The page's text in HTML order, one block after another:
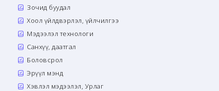
Зочид буудал
Хоол үйлдвэрлэл, үйлчилгээ
Мэдээлэл технологи
Санхүү, даатгал
Боловсрол
Эрүүл мэнд
Хэвлэл мэдээлэл, Урлаг